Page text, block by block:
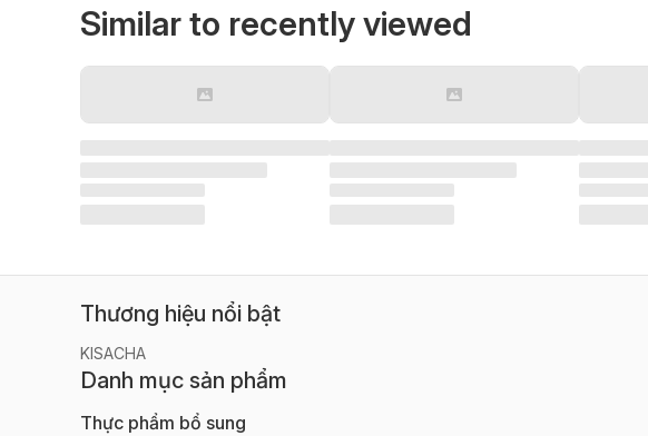
Similar to recently viewed
Thương hiệu nổi bật
KISACHA
Danh mục sản phẩm
Thực phẩm bổ sung